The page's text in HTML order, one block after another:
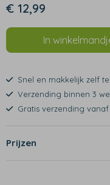
€ 12,99
In
Snel en makkelijk zelf
Verzending binnen 3
Gratis verzending vanaf
Prijzen